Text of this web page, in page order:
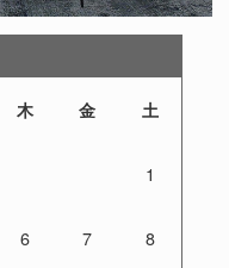
木 金 土
1
6 7 8